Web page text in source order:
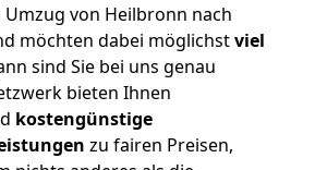
Umzug von Heilbronn nach
möchten dabei möglichstviel
sind Sie bei uns genau
bieten Ihnen
kostengünstige
zu fairen Preisen,